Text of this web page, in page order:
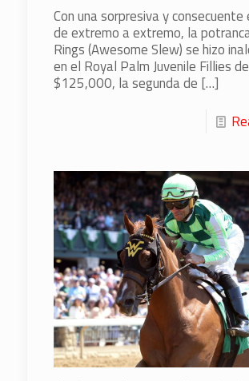
Con una sorpresiva y consecuente
de extremo a extremo, la
Rings (Awesome Slew) se hizo
en el Royal Palm Juvenile Fillies de
$125,000, la segunda de […]